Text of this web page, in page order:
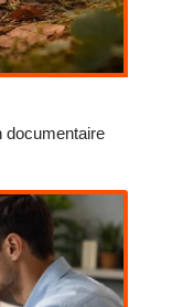
documentaire